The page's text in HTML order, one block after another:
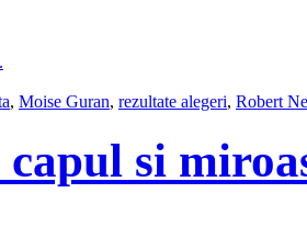
, Moise Guran, rezultate alegeri, Robert
si